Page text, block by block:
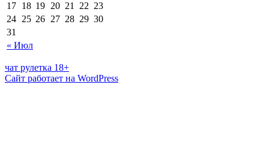
« Июл
17 18 19 20 21 22 23
24 25 26 27 28 29 30
31
чат рулетка 18+
Сайт работает на WordPress